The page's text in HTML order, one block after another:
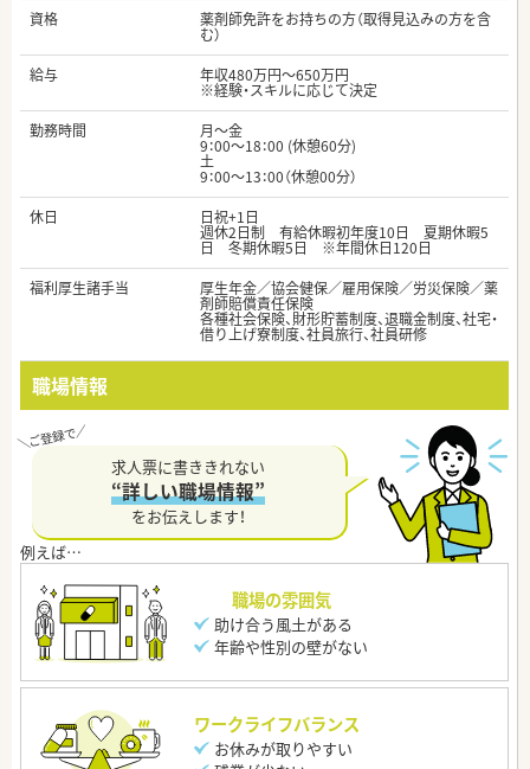
資格
薬剤師免許をお持ちの方（取得見込みの方を含
む）
給与
年収480万円～650万円
※経験・スキルに応じて決定
勤務時間
月～金
9：00〜18：00 (休憩60分)
土
9：00～13：00（休憩00分）
休日
日祝+1日
週休2日制 有給休暇初年度10日 夏期休暇5
日 冬期休暇5日 ※年間休日120日
福利厚生諸手当
厚生年金／協会健保／雇用保険／労災保険／薬
剤師賠償責任保険
各種社会保険、財形貯蓄制度、退職金制度、社宅・
借り上げ寮制度、社員旅行、社員研修
職場情報
求人票に書ききれない
“詳しい職場情報”
をお伝えします！
職場の雰囲気
助け合う風土がある
年齢や性別の壁がない
ワークライフバランス
お休みが取りやすい